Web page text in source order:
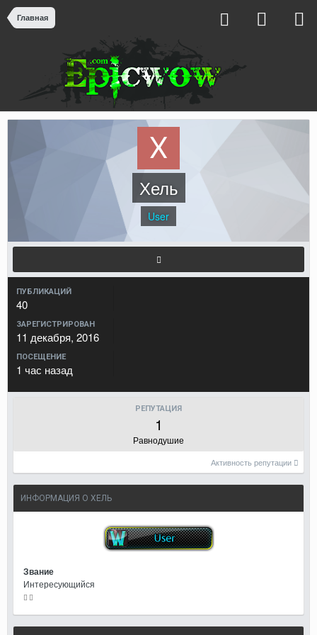
Главная
Хель
User
ПУБЛИКАЦИЙ
40
ЗАРЕГИСТРИРОВАН
11 декабря, 2016
ПОСЕЩЕНИЕ
1 час назад
РЕПУТАЦИЯ
1
Равнодушие
Активность репутации
ИНФОРМАЦИЯ О ХЕЛЬ
Звание
Интересующийся